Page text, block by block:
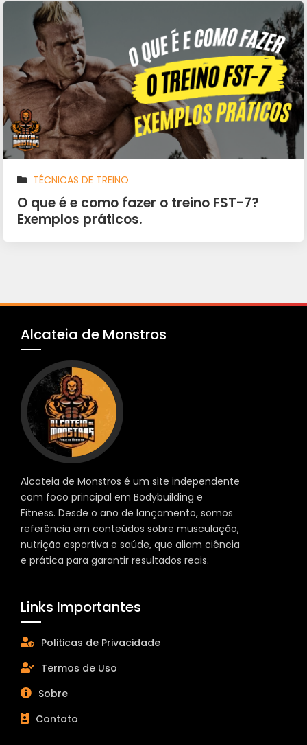
TÉCNICAS DE TREINO
O que é e como fazer o treino FST-7?
Exemplos práticos.
Alcateia de Monstros
Alcateia de Monstros é um site independente
com foco principal em Bodybuilding e
Fitness. Desde o ano de lançamento, somos
referência em conteúdos sobre musculação,
nutrição esportiva e saúde, que aliam ciência
e prática para garantir resultados reais.
Links Importantes
Politicas de Privacidade
Termos de Uso
Sobre
Contato